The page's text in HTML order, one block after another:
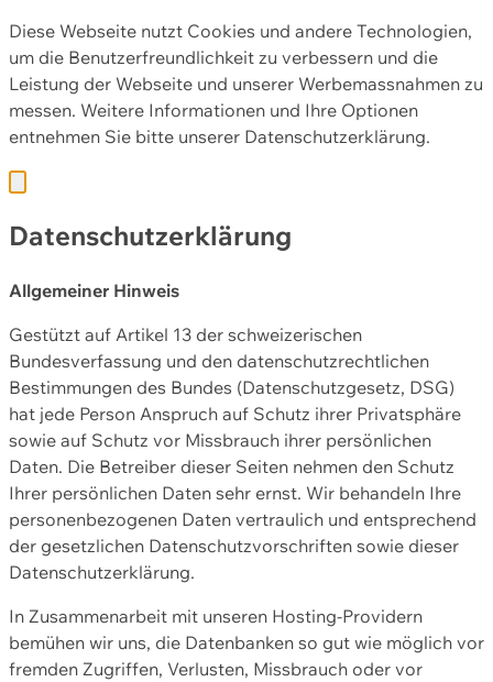
Diese Webseite nutzt Cookies und andere Technologien,
um die Benutzerfreundlichkeit zu verbessern und die
Leistung der Webseite und unserer Werbemassnahmen zu
messen. Weitere Informationen und Ihre Optionen
entnehmen Sie bitte unserer Datenschutzerklärung.
Datenschutzerklärung
Allgemeiner Hinweis
Gestützt auf Artikel 13 der schweizerischen
Bundesverfassung und den datenschutzrechtlichen
Bestimmungen des Bundes (Datenschutzgesetz, DSG)
hat jede Person Anspruch auf Schutz ihrer Privatsphäre
sowie auf Schutz vor Missbrauch ihrer persönlichen
Daten. Die Betreiber dieser Seiten nehmen den Schutz
Ihrer persönlichen Daten sehr ernst. Wir behandeln Ihre
personenbezogenen Daten vertraulich und entsprechend
der gesetzlichen Datenschutzvorschriften sowie dieser
Datenschutzerklärung.
In Zusammenarbeit mit unseren Hosting-Providern
bemühen wir uns, die Datenbanken so gut wie möglich vor
fremden Zugriffen, Verlusten, Missbrauch oder vor